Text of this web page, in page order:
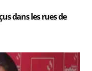
dans les rues de